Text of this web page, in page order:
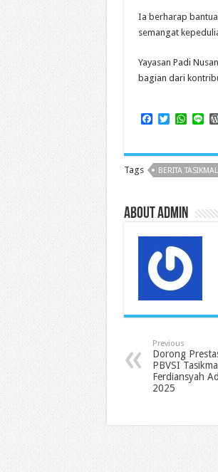
Ia berharap
semangat
Yayasan Padi
bagian dari
F
e
b
o
T
t
t
e
W
t
s
A
L
e
Tags BERITA
About admin
Previous
Dorong
PBVSI
Ferdiansyah
2025